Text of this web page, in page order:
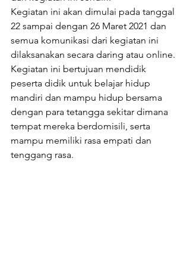
Kegiatan ini akan dimulai pada tanggal
22 sampai dengan 26 Maret 2021 dan
semua komunikasi dari kegiatan ini
dilaksanakan secara daring atau online.
Kegiatan ini bertujuan mendidik
peserta didik untuk belajar hidup
mandiri dan mampu hidup bersama
dengan para tetangga sekitar dimana
tempat mereka berdomisili, serta
mampu memiliki rasa empati dan
tenggang rasa.